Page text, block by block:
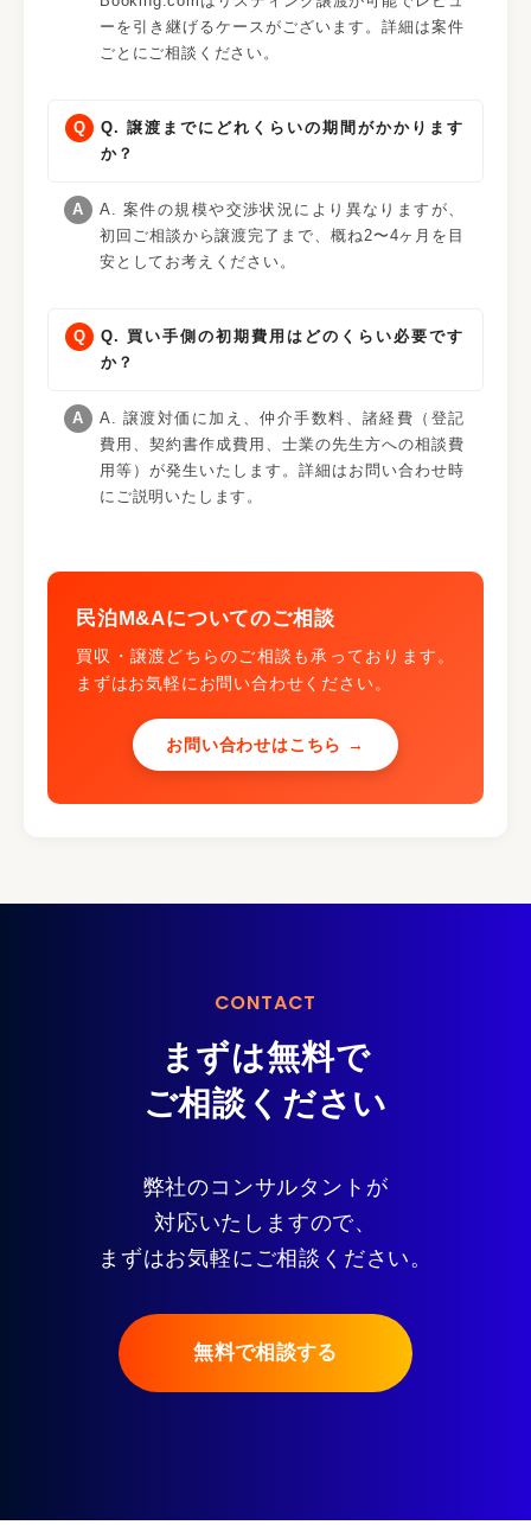
ーを引き継げるケースがございます。詳細は案件
ごとにご相談ください。
Q. 譲渡までにどれくらいの期間がかかります
か？
A. 案件の規模や交渉状況により異なりますが、
初回ご相談から譲渡完了まで、概ね2〜4ヶ月を目
安としてお考えください。
Q. 買い手側の初期費用はどのくらい必要です
か？
A. 譲渡対価に加え、仲介手数料、諸経費（登記
費用、契約書作成費用、士業の先生方への相談費
用等）が発生いたします。詳細はお問い合わせ時
にご説明いたします。
民泊M&Aについてのご相談
買収・譲渡どちらのご相談も承っております。
まずはお気軽にお問い合わせください。
お問い合わせはこちら →
CONTACT
まずは無料で
ご相談ください
弊社のコンサルタントが
対応いたしますので、
まずはお気軽にご相談ください。
無料で相談する